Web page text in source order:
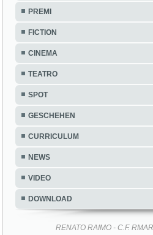
PREMI
FICTION
CINEMA
TEATRO
SPOT
GESCHEHEN
CURRICULUM
NEWS
VIDEO
DOWNLOAD
RENATO RAIMO - C.F.